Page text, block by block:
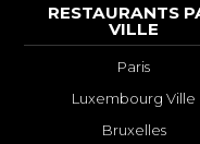
RESTAURANTS
VILLE
Paris
Luxembourg Ville
Bruxelles